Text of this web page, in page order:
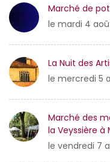
Marché de
le mardi 4
La Nuit des
le mercredi 5
Marché des
la Veyssière à
le vendredi 7